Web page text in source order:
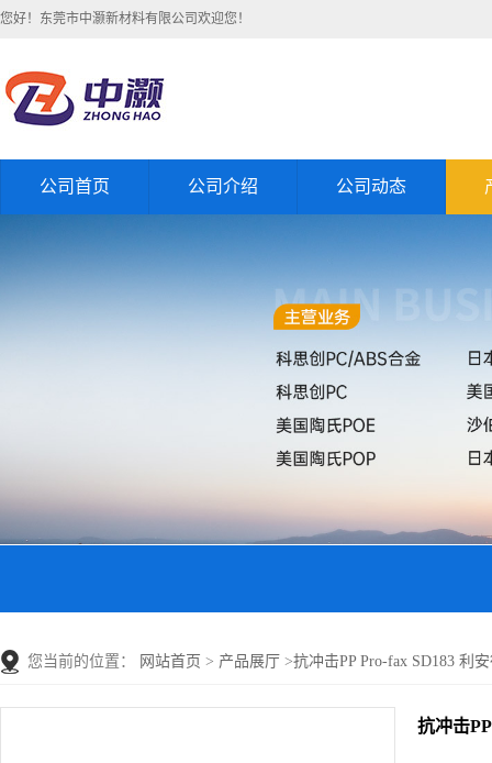
您好！东莞市中灏新材料有限公司欢迎您！
公司首页 公司介绍 公司动态
您当前的位置： 网站首页 > 产品展厅 >抗冲击PP Pro-fax SD183 利
抗冲击